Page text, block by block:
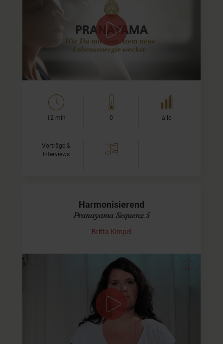
Pranayama für Anfänger
Dieses erste Video meines Pranayama-Programms gibt
Dir eine Idee davon, was Pranayama überhaupt ist. Ich
spreche über die verschiedenen Traditionen, die es, wie
bei der…
12 min 0 alle
Vorträge &
Interviews
Harmonisierend
Pranayama Sequenz 5
Britta Kimpel
Allgemein harmonisierende Pranayama-
Übungen
Diese Sequenz bringt Dich in Deine Mitte zurück. Die
enthaltenen Kriyas und Pranayamas sind: Kapalabhati,
Nadi Shodana, Surya Bhedana, Shitali/Sitkari…